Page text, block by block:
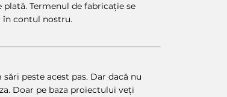
plată. Termenul de fabricație se
în contul nostru.
peste acest pas. Dar dacă nu
Doar pe baza proiectului veți